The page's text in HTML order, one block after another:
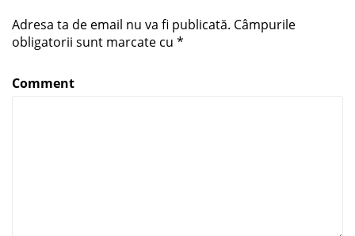
Adresa ta de email nu va fi publicată. Câmpurile
obligatorii sunt marcate cu *
Comment